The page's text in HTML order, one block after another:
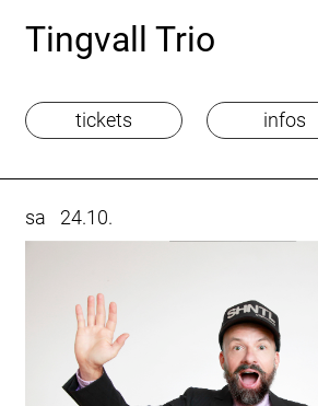
Tingvall Trio
tickets infos
sa 24.10.